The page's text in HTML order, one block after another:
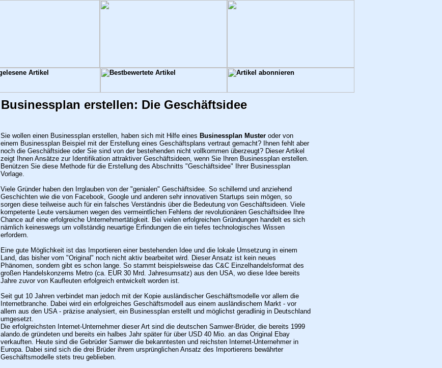
Businessplan erstellen: Die Geschäftsidee
Sie wollen einen Businessplan erstellen, haben sich mit Hilfe eines Businessplan Musteroder von
einem Businessplan Beispiel mit der Erstellung eines Geschäftsplans vertraut gemacht? Ihnen fehlt aber
noch die Geschäftsidee oder Sie sind von der bestehenden nicht vollkommen überzeugt? Dieser Artikel
zeigt Ihnen Ansätze zur Identifikation attraktiver Geschäftsideen, wenn Sie Ihren Businessplan erstellen.
Benützen Sie diese Methode für die Erstellung des Abschnitts "Geschäftsidee" Ihrer Businessplan
Vorlage.
Viele Gründer haben den Irrglauben von der "genialen" Geschäftsidee. So schillernd und anziehend
Geschichten wie die von Facebook, Google und anderen sehr innovativen Startups sein mögen, so
sorgen diese teilweise auch für ein falsches Verständnis über die Bedeutung von Geschäftsideen. Viele
kompetente Leute versäumen wegen des vermeintlichen Fehlens der revolutionären Geschäftsidee Ihre
Chance auf eine erfolgreiche Unternehmertätigkeit. Bei vielen erfolgreichen Gründungen handelt es sich
nämlich keineswegs um vollständig neuartige Erfindungen die ein tiefes technologisches Wissen
erfordern.
Eine gute Möglichkeit ist das Importieren einer bestehenden Idee und die lokale Umsetzung in einem
Land, das bisher vom "Original" noch nicht aktiv bearbeitet wird. Dieser Ansatz ist kein neues
Phänomen, sondern gibt es schon lange. So stammt beispielsweise das C&C Einzelhandelsformat des
großen Handelskonzerns Metro (ca. EUR 30 Mrd. Jahresumsatz) aus den USA, wo diese Idee bereits
Jahre zuvor von Kaufleuten erfolgreich entwickelt worden ist.
Seit gut 10 Jahren verbindet man jedoch mit der Kopie ausländischer Geschäftsmodelle vor allem die
Internetbranche. Dabei wird ein erfolgreiches Geschäftsmodell aus einem ausländischem Markt - vor
allem aus den USA - präzise analysiert, ein Businessplan erstellt und möglichst geradlinig in Deutschland
umgesetzt.
Die erfolgreichsten Internet-Unternehmer dieser Art sind die deutschen Samwer-Brüder, die bereits 1999
alando.de gründeten und bereits ein halbes Jahr später für über USD 40 Mio. an das Original Ebay
verkauften. Heute sind die Gebrüder Samwer die bekanntesten und reichsten Internet-Unternehmer in
Europa. Dabei sind sich die drei Brüder ihrem ursprünglichen Ansatz des Importierens bewährter
Geschäftsmodelle stets treu geblieben.